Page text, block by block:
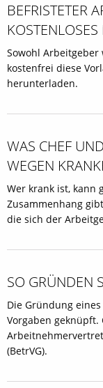
BEFRISTETER
Sowohl
kostenfrei diese
herunterladen.
WAS CHEF
WEGEN
Wer krank ist, kann
Zusammenhang
die sich der
SO GRÜNDEN
Die Gründung
Vorgaben
(BetrVG).